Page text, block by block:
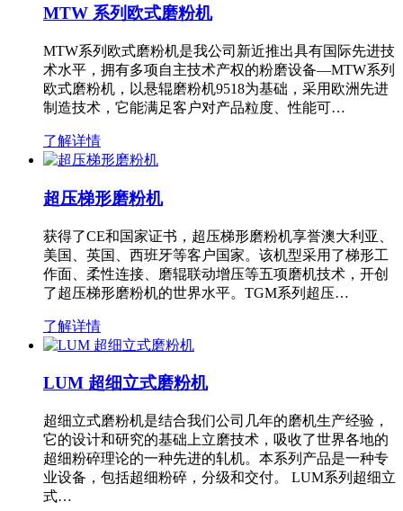
MTW 系列欧式磨粉机
MTW系列欧式磨粉机是我公司新近推出具有国际先进技
术水平，拥有多项自主技术产权的粉磨设备—MTW系列
欧式磨粉机，以悬辊磨粉机9518为基础，采用欧洲先进
制造技术，它能满足客户对产品粒度、性能可…
了解详情
超压梯形磨粉机
获得了CE和国家证书，超压梯形磨粉机享誉澳大利亚、
美国、英国、西班牙等客户国家。该机型采用了梯形工
作面、柔性连接、磨辊联动增压等五项磨机技术，开创
了超压梯形磨粉机的世界水平。TGM系列超压…
了解详情
LUM 超细立式磨粉机
超细立式磨粉机是结合我们公司几年的磨机生产经验，
它的设计和研究的基础上立磨技术，吸收了世界各地的
超细粉碎理论的一种先进的轧机。本系列产品是一种专
业设备，包括超细粉碎，分级和交付。 LUM系列超细立
式…